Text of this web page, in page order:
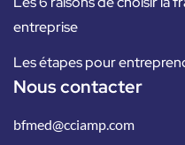
entreprise
Les étapes pour
Nous contacter
bfmed@cciamp.com